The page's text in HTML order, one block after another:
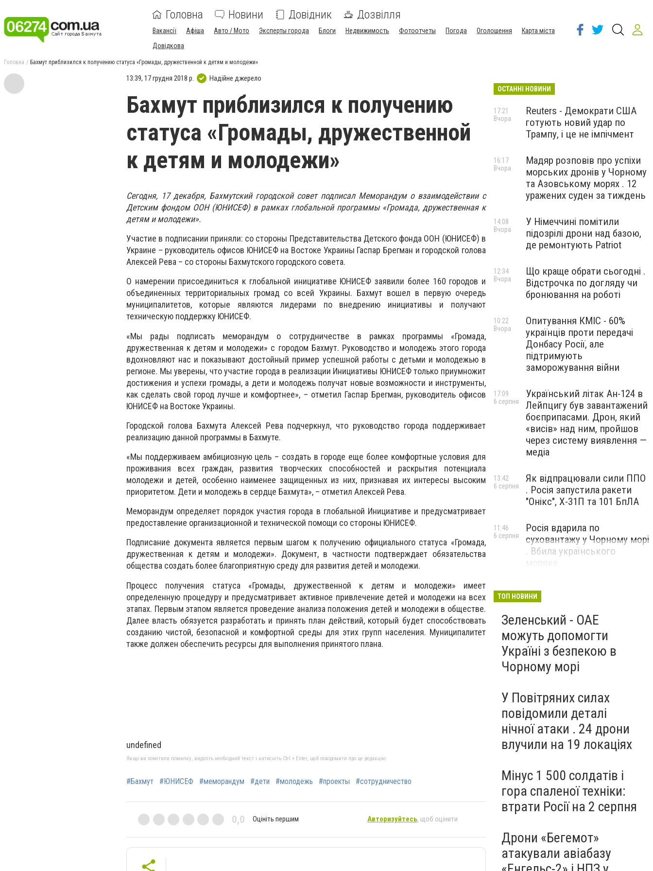
Головна Новини Довідник Дозвілля
Вакансії Афіша Авто / Мото Эксперты города Блоги Недвижимость Фотоотчеты Погода Оголошення
Карта міста
Довідкова
Головна Бахмут приблизился к получению статуса «Громады, дружественной к детям и молодежи»
13:39, 17 грудня 2018 р. Надійне джерело
Бахмут приблизился к получению
статуса «Громады, дружественной
к детям и молодежи»
Сегодня, 17 декабря, Бахмутский городской совет подписал Меморандум о взаимодействии с
Детским фондом ООН (ЮНИСЕФ) в рамках глобальной программы «Громада, дружественная к
детям и молодежи».
Участие в подписании приняли: со стороны Представительства Детского фонда ООН (ЮНИСЕФ) в
Украине – руководитель офисов ЮНИСЕФ на Востоке Украины Гаспар Брегман и городской голова
Алексей Рева – со стороны Бахмутского городского совета.
О намерении присоединиться к глобальной инициативе ЮНИСЕФ заявили более 160 городов и
объединенных территориальных громад со всей Украины. Бахмут вошел в первую очередь
муниципалитетов, которые являются лидерами по внедрению инициативы и получают
техническую поддержку ЮНИСЕФ.
«Мы рады подписать меморандум о сотрудничестве в рамках программы «Громада,
дружественная к детям и молодежи» с городом Бахмут. Руководство и молодежь этого города
вдохновляют нас и показывают достойный пример успешной работы с детьми и молодежью в
регионе. Мы уверены, что участие города в реализации Инициативы ЮНИСЕФ только приумножит
достижения и успехи громады, а дети и молодежь получат новые возможности и инструменты,
как сделать свой город лучше и комфортнее», – отметил Гаспар Брегман, руководитель офисов
ЮНИСЕФ на Востоке Украины.
Городской голова Бахмута Алексей Рева подчеркнул, что руководство города поддерживает
реализацию данной программы в Бахмуте.
«Мы поддерживаем амбициозную цель – создать в городе еще более комфортные условия для
проживания всех граждан, развития творческих способностей и раскрытия потенциала
молодежи и детей, особенно наименее защищенных из них, признавая их интересы высоким
приоритетом. Дети и молодежь в сердце Бахмута», – отметил Алексей Рева.
Меморандум определяет порядок участия города в глобальной Инициативе и предусматривает
предоставление организационной и технической помощи со стороны ЮНИСЕФ.
Подписание документа является первым шагом к получению официального статуса «Громада,
дружественная к детям и молодежи». Документ, в частности подтверждает обязательства
общества создать более благоприятную среду для развития детей и молодежи.
Процесс получения статуса «Громады, дружественной к детям и молодежи» имеет
определенную процедуру и предусматривает активное привлечение детей и молодежи на всех
этапах. Первым этапом является проведение анализа положения детей и молодежи в обществе.
Далее власть обязуется разработать и принять план действий, который будет способствовать
созданию чистой, безопасной и комфортной среды для этих групп населения. Муниципалитет
также должен обеспечить ресурсы для выполнения принятого плана.
undefined
Якщо ви помітили помилку, виділіть необхідний текст і натисніть Ctrl + Enter, щоб повідомити про це редакцію
#Бахмут #ЮНИСЕФ #меморандум #дети #молодежь #проекты #сотрудничество
0,0 Оцініть першим Авторизуйтесь, щоб оцінити
ОСТАННІ НОВИНИ
Reuters - Демократи США
готують новий удар по
Трампу, і це не імпічмент
17:21
Вчора
Мадяр розповів про успіхи
морських дронів у Чорному
та Азовському морях . 12
уражених суден за тиждень
16:17
Вчора
У Німеччині помітили
підозрілі дрони над базою,
де ремонтують Patriot
14:08
Вчора
Що краще обрати сьогодні .
Відстрочка по догляду чи
бронювання на роботі
12:34
Вчора
Опитування КМІС - 60%
українців проти передачі
Донбасу Росії, але
підтримують
заморожування війни
10:22
Вчора
Український літак Ан-124 в
Лейпцигу був завантажений
боєприпасами. Дрон, який
«висів» над ним, пройшов
через систему виявлення —
медіа
17:09
6 серпня
Як відпрацювали сили ППО
. Росія запустила ракети
"Онікс", Х-31П та 101 БпЛА
13:42
6 серпня
Росія вдарила по
суховантажу у Чорному морі
. Вбила українського
11:46
6 серпня
ТОП НОВИНИ
Зеленський - ОАЕ
можуть допомогти
Україні з безпекою в
Чорному морі
У Повітряних силах
повідомили деталі
нічної атаки . 24 дрони
влучили на 19 локаціях
Мінус 1 500 солдатів і
гора спаленої техніки:
втрати Росії на 2 серпня
Дрони «Бегемот»
атакували авіабазу